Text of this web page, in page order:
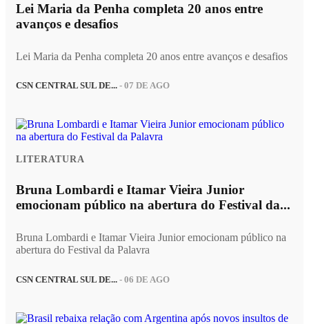
Lei Maria da Penha completa 20 anos entre
avanços e desafios
Lei Maria da Penha completa 20 anos entre avanços e desafios
CSN CENTRAL SUL DE... - 07 DE AGO
LITERATURA
Bruna Lombardi e Itamar Vieira Junior
emocionam público na abertura do Festival da...
Bruna Lombardi e Itamar Vieira Junior emocionam público na
abertura do Festival da Palavra
CSN CENTRAL SUL DE... - 06 DE AGO